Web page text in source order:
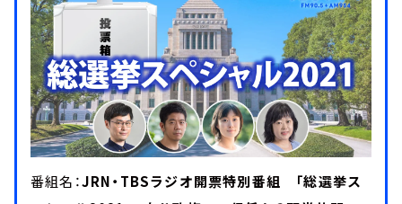
番組名：JRN・TBSラジオ開票特別番組 「総選挙ス